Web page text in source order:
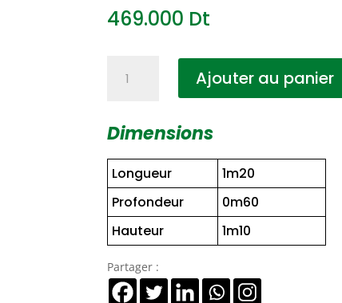
469.000 Dt
SKÅL
120
Ajouter au panier
Dimensions
Longueur
1m20
Profondeur
0m60
Hauteur
1m10
Partager :